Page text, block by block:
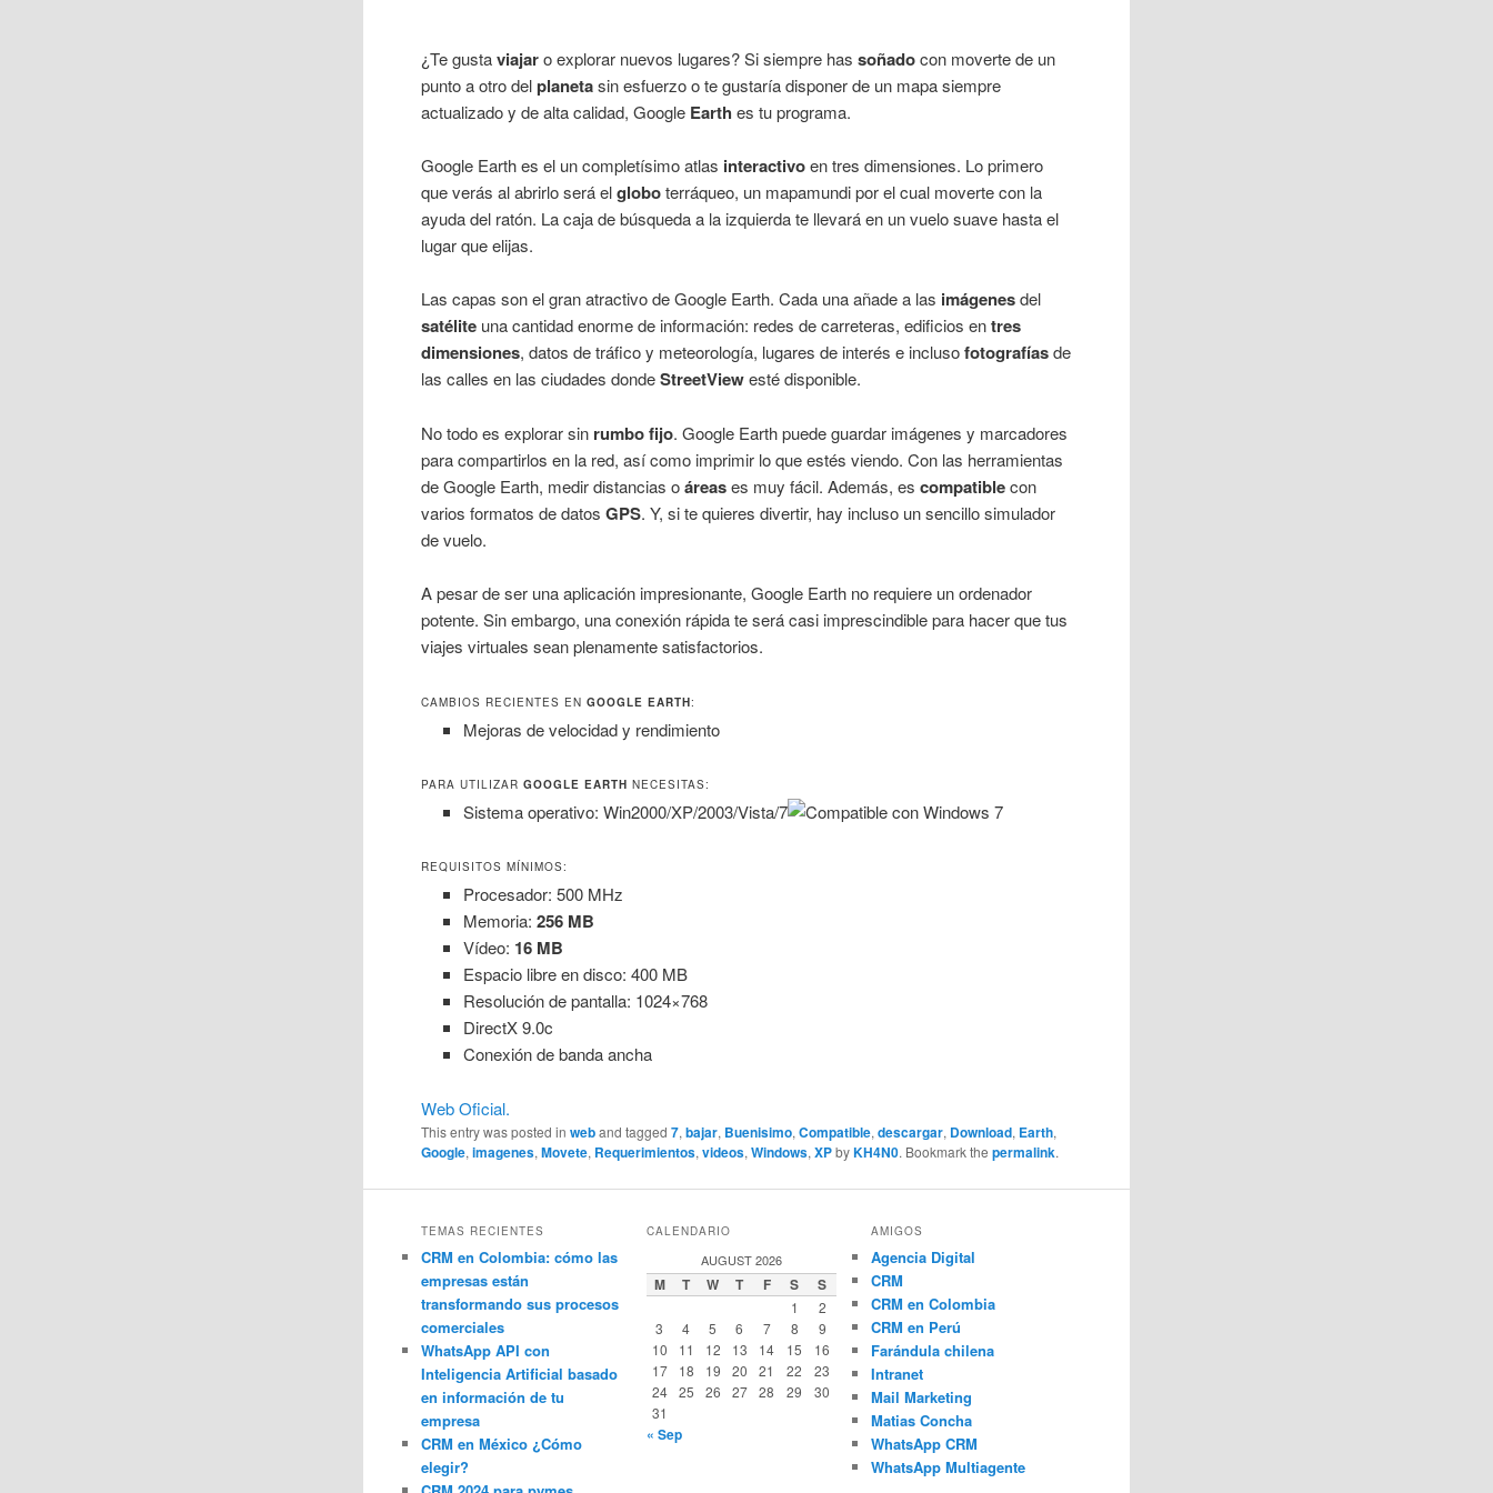
¿Te gustaviajaro explorar nuevos lugares? Si siempre has soñadocon moverte de un
punto a otro delplanetasin esfuerzo o te gustaría disponer de un mapa siempre
actualizado y de alta calidad, Google Earth es tu programa.
Google Earth es el un completísimo atlas interactivoen tres dimensiones. Lo primero
que verás al abrirlo será elgloboterráqueo, un mapamundi por el cual moverte con la
ayuda del ratón. La caja de búsqueda a la izquierda te llevará en un vuelo suave hasta el
lugar que elijas.
Las capas son el gran atractivo de Google Earth. Cada una añade a las imágenesdel
satélite una cantidad enorme de información: redes de carreteras, edificios entres
dimensiones, datos de tráfico y meteorología, lugares de interés e inclusofotografíasde
las calles en las ciudades dondeStreetViewesté disponible.
No todo es explorar sin rumbo fijo. Google Earth puede guardar imágenes y marcadores
para compartirlos en la red, así como imprimir lo que estés viendo. Con las herramientas
de Google Earth, medir distancias oáreases muy fácil. Además, escompatiblecon
varios formatos de datos GPS. Y, si te quieres divertir, hay incluso un sencillo simulador
de vuelo.
A pesar de ser una aplicación impresionante, Google Earth no requiere un ordenador
potente. Sin embargo, una conexión rápida te será casi imprescindible para hacer que tus
viajes virtuales sean plenamente satisfactorios.
CAMBIOS RECIENTES ENGOOGLE EARTH:
Mejoras de velocidad y rendimiento
PARA UTILIZARGOOGLE EARTH NECESITAS:
Sistema operativo: Win2000/XP/2003/Vista/7
REQUISITOS MÍNIMOS:
Procesador: 500 MHz
Memoria: 256 MB
Vídeo: 16 MB
Espacio libre en disco: 400 MB
Resolución de pantalla: 1024×768
DirectX 9.0c
Conexión de banda ancha
Web Oficial.
This entry was posted inweband tagged7,bajar, Buenisimo,Compatible,descargar, Download, Earth,
Google,imagenes,Movete, Requerimientos,videos,Windows,XPbyKH4N0. Bookmark thepermalink.
TEMAS RECIENTES
CRM en Colombia: cómo las
empresas están
transformando sus procesos
comerciales
WhatsApp API con
Inteligencia Artificial basado
en información de tu
empresa
CRM en México ¿Cómo
elegir?
CALENDARIO
AUGUST 2026
M T W T F S S
1
2
3
4 5 6 7 8
9
10
11 12 13 14 15
16
17
18 19 20 21 22
23
24
25 26 27 28 29
30
31
« Sep
AMIGOS
Agencia Digital
CRM
CRM en Colombia
CRM en Perú
Farándula chilena
Intranet
Mail Marketing
Matias Concha
WhatsApp CRM
WhatsApp Multiagente